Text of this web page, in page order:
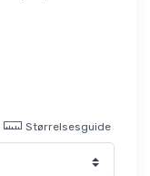
Størrelsesguide